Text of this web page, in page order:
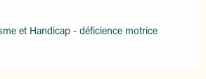
et Handicap - déficience motrice